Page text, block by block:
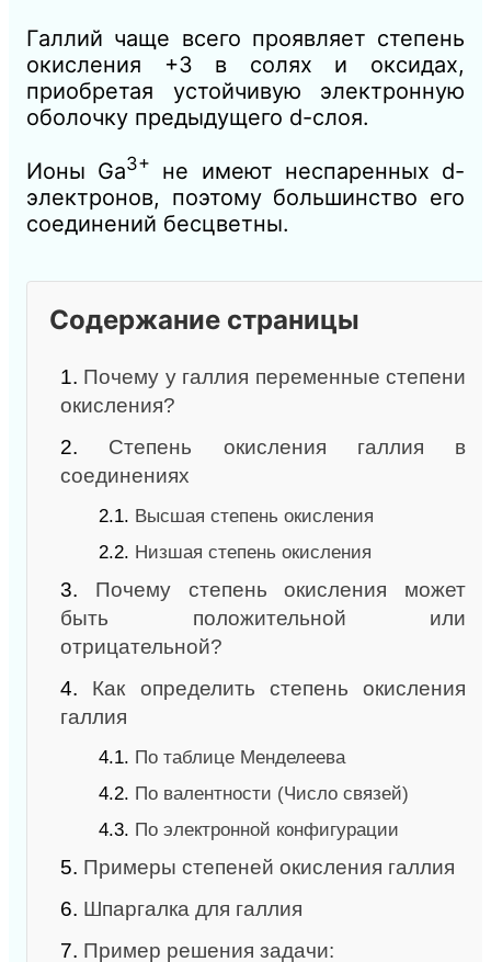
Галлий чаще всего проявляет степень
окисления +3 в солях и оксидах,
приобретая устойчивую электронную
оболочку предыдущего d-слоя.
Ионы Ga3+
не имеют неспаренных d-
электронов, поэтому большинство его
соединений бесцветны.
Содержание страницы
1. Почему у галлия переменные степени
окисления?
2. Степень окисления галлия в
соединениях
2.1. Высшая степень окисления
2.2. Низшая степень окисления
3. Почему степень окисления может
быть положительной или
отрицательной?
4. Как определить степень окисления
галлия
4.1. По таблице Менделеева
4.2. По валентности (Число связей)
4.3. По электронной конфигурации
5. Примеры степеней окисления галлия
6. Шпаргалка для галлия
7. Пример решения задачи: